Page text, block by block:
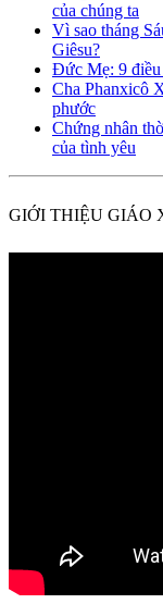
của chúng ta
Vì sao tháng
Giêsu?
Đức Mẹ: 9 điều
Cha Phanxicô
phước
Chứng nhân
của tình yêu
GIỚI THIỆU GIÁO